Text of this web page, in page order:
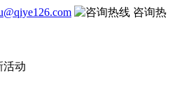
咨询热
活动